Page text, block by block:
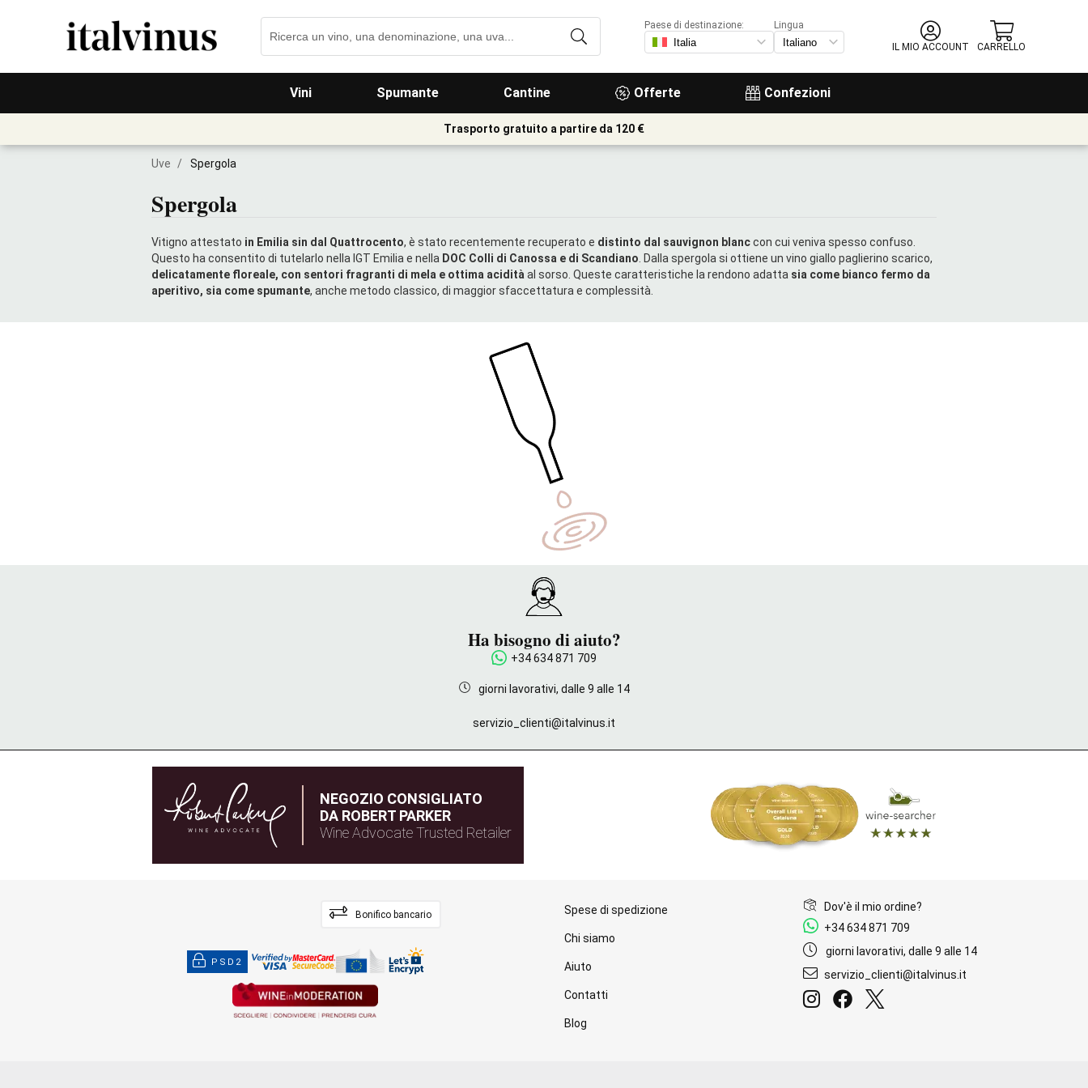
Vini Spumante Cantine Offerte Confezioni
Paese di destinazione:
Lingua
IL MIO ACCOUNT
CARRELLO
Trasporto gratuito a partire da 120 €
Uve / Spergola
Spergola
Vitigno attestato in Emilia sin dal Quattrocento, è stato recentemente recuperato e distinto dal sauvignon blanccon cui veniva spesso confuso.
Questo ha consentito di tutelarlo nella IGT Emilia e nella DOC Colli di Canossa e di Scandiano . Dalla spergola si ottiene un vino giallo paglierino scarico,
delicatamente floreale, con sentori fragranti di mela e ottima acidità al sorso. Queste caratteristiche la rendono adatta sia come bianco fermo da
aperitivo, sia come spumante, anche metodo classico, di maggior sfaccettatura e complessità.
Ha bisogno di aiuto?
+34 634 871 709
giorni lavorativi, dalle 9 alle 14
servizio_clienti@italvinus.it
NEGOZIO CONSIGLIATO
DA ROBERT PARKER
Wine Advocate Trusted Retailer
Bonifico bancario
PSD2
Spese di spedizione
Chi siamo
Aiuto
Contatti
Blog
Dov'è il mio ordine?
+34 634 871 709
giorni lavorativi, dalle 9 alle 14
servizio_clienti@italvinus.it